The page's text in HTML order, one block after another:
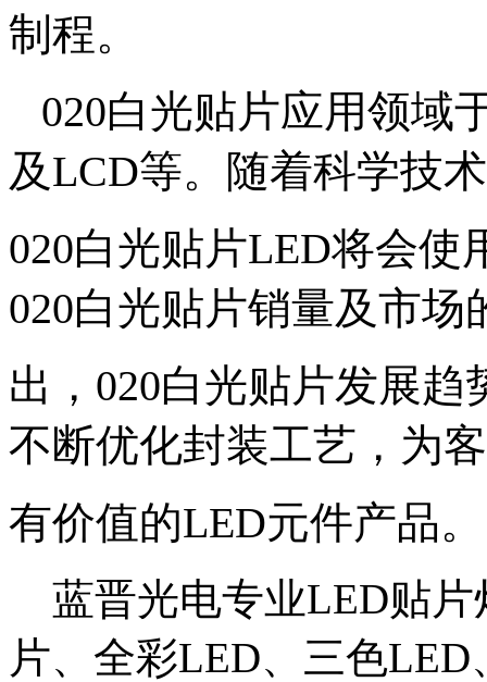
制程。
020白光贴片应用领域
及LCD等。随着科学技
020白光贴片LED将会
020白光贴片销量及市场
出，020白光贴片发展
不断优化封装工艺，为
有价值的LED元件产品。
蓝晋光电专业LED贴片
片、全彩LED、三色